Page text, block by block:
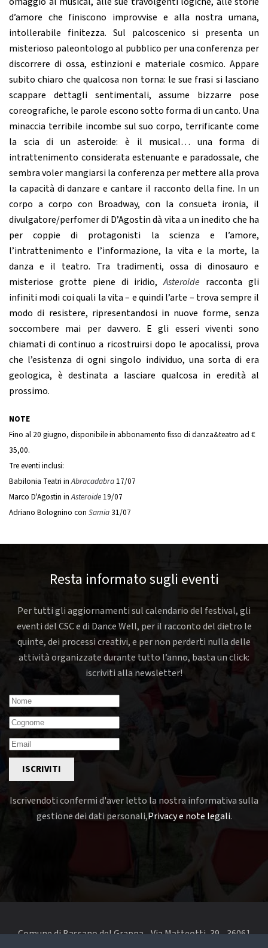
d’amore che finiscono improvvise e alla nostra umana,
intollerabile finitezza. Sul palcoscenico si presenta un
misterioso paleontologo al pubblico per una conferenza per
discorrere di ossa, estinzioni e materiale cosmico. Appare
subito chiaro che qualcosa non torna: le sue frasi si lasciano
scappare dettagli sentimentali, assume bizzarre pose
coreografiche, le parole escono sotto forma di un canto. Una
minaccia terribile incombe sul suo corpo, terrificante come
la scia di un asteroide: è il musical… una forma di
intrattenimento considerata estenuante e paradossale, che
sembra voler mangiarsi la conferenza per mettere alla prova
la capacità di danzare e cantare il racconto della fine. In un
corpo a corpo con Broadway, con la consueta ironia, il
divulgatore/perfomer di D’Agostin dà vita a un inedito che ha
per coppie di protagonisti la scienza e l’amore,
l’intrattenimento e l’informazione, la vita e la morte, la
danza e il teatro. Tra tradimenti, ossa di dinosauro e
misteriose grotte piene di iridio,Asteroide racconta gli
infiniti modi coi quali la vita – e quindi l’arte – trova sempre il
modo di resistere, ripresentandosi in nuove forme, senza
soccombere mai per davvero. E gli esseri viventi sono
chiamati di continuo a ricostruirsi dopo le apocalissi, prova
che l’esistenza di ogni singolo individuo, una sorta di era
geologica, è destinata a lasciare qualcosa in eredità al
prossimo.
NOTE
Fino al 20 giugno, disponibile in abbonamento fisso di danza&teatro ad €
35,00.
Tre eventi inclusi:
Babilonia Teatri inAbracadabra17/07
Marco D'Agostin inAsteroide19/07
Adriano Bolognino con Samia31/07
Resta informato sugli eventi
Per tutti gli aggiornamenti sul calendario del festival, gli
eventi del CSC e di Dance Well, per il racconto del dietro le
quinte, dei processi creativi, e per non perderti nulla delle
attività organizzate durante tutto l’anno, basta un click:
iscriviti alla newsletter!
ISCRIVITI
Iscrivendoti confermi d'aver letto la nostra informativa sulla
gestione dei dati personali,Privacy e note legali.
Comune di Bassano del Grappa - Via Matteotti, 39 - 36061